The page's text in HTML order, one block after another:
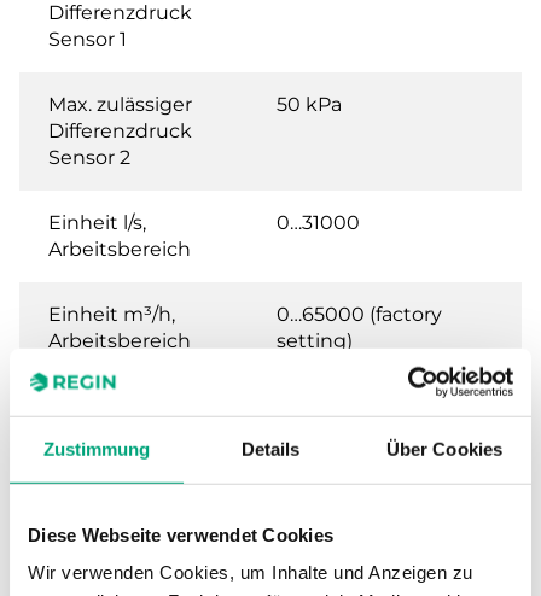
Zustimmung Details Über Cookies
Diese Webseite verwendet Cookies
Wir verwenden Cookies, um Inhalte und Anzeigen zu
Differenzdruck
Sensor 1
Max. zulässiger
Differenzdruck
Sensor 2
50 kPa
Einheit l/s,
Arbeitsbereich
0…31000
Einheit m³/h,
Arbeitsbereich
0…65000 (factory
setting)
Arbeitsbereich
Technische Daten für PDTX…-C – Presigo